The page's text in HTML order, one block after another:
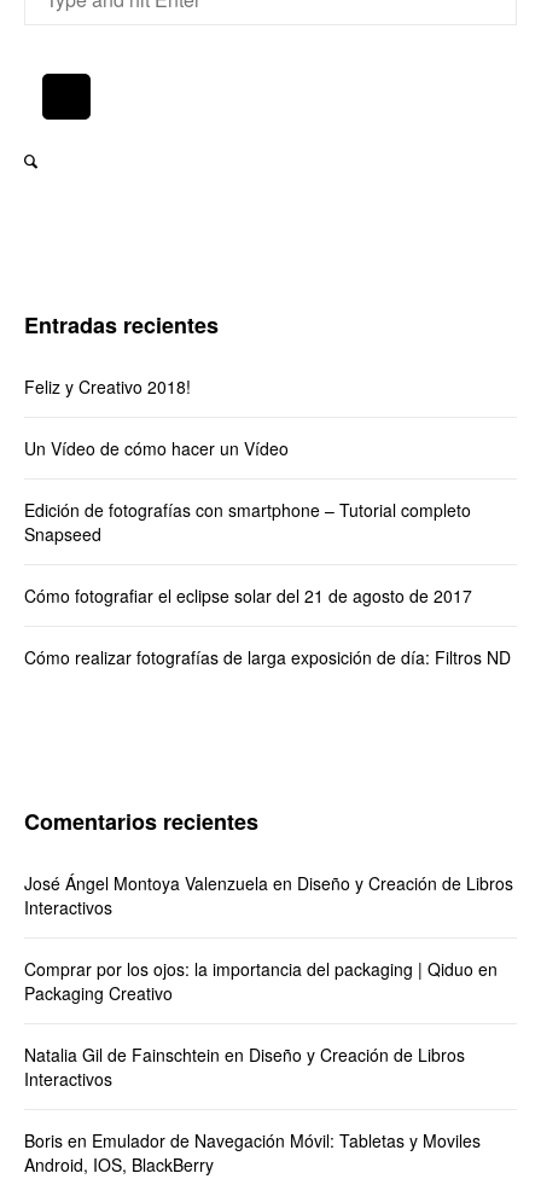
Entradas recientes
Feliz y Creativo 2018!
Un Vídeo de cómo hacer un Vídeo
Edición de fotografías con smartphone – Tutorial completo
Snapseed
Cómo fotografiar el eclipse solar del 21 de agosto de 2017
Cómo realizar fotografías de larga exposición de día: Filtros ND
Comentarios recientes
José Ángel Montoya Valenzuela en Diseño y Creación de Libros
Interactivos
Comprar por los ojos: la importancia del packaging | Qiduo en
Packaging Creativo
Natalia Gil de Fainschtein en Diseño y Creación de Libros
Interactivos
Boris en Emulador de Navegación Móvil: Tabletas y Moviles
Android, IOS, BlackBerry